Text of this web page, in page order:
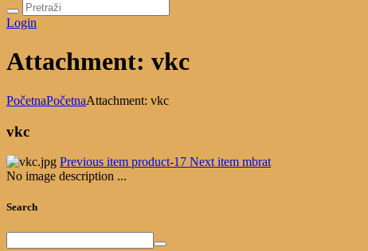
Login
Attachment: vkc
PočetnaPočetnaAttachment: vkc
vkc
Previous item product-17 Next item mbrat
No image description ...
Search